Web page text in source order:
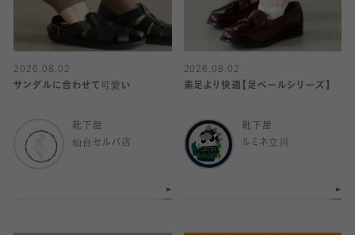
2026.08.02
サンダルに合わせて可愛い
靴下屋
仙台セルバ店
2026.08.02
素足より快適【足ベールシリーズ】
靴下屋
ルミネ立川